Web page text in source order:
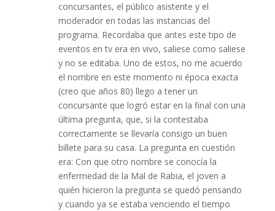
concursantes, el público asistente y el
moderador en todas las instancias del
programa. Recordaba que antes este tipo de
eventos en tv era en vivo, saliese como saliese
y no se editaba. Uno de estos, no me acuerdo
el nombre en este momento ni época exacta
(creo que años 80) llego a tener un
concursante que logró estar en la final con una
última pregunta, que, si la contestaba
correctamente se llevaría consigo un buen
billete para su casa. La pregunta en cuestión
era: Con que otro nombre se conocía la
enfermedad de la Mal de Rabia, el joven a
quién hicieron la pregunta se quedó pensando
y cuando ya se estaba venciendo el tiempo